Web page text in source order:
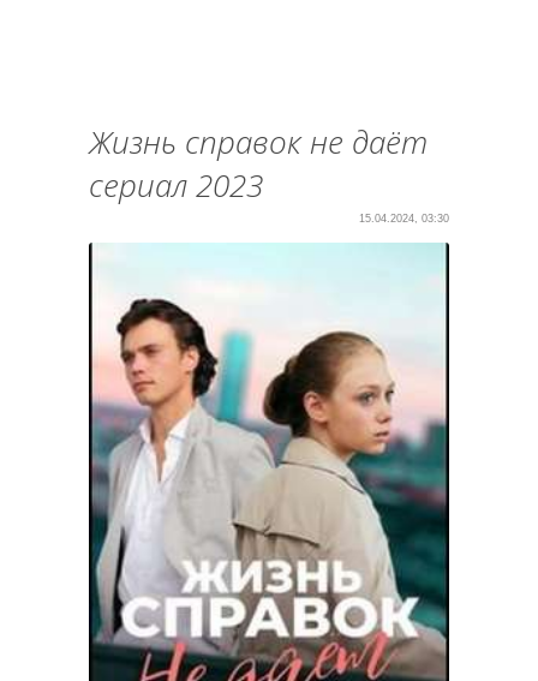
Жизнь справок не даёт
сериал 2023
15.04.2024, 03:30